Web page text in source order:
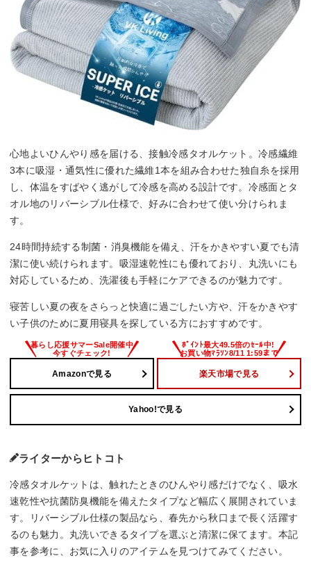
心地よいひんやり感を届ける、接触冷感タオルケット。冷感繊維
3本に吸湿・通気性に優れた繊維1本を組み合わせた独自糸を採用
し、体温をすばやく逃がして冷感を高める設計です。冷感面とタ
オル地のリバーシブル仕様で、好みに合わせて使い分けられま
す。
24時間持続する制菌・消臭機能を備え、汗をかきやすい夏でも清
潔に使い続けられます。吸湿速乾性にも優れており、丸洗いにも
対応しているため、洗濯後も手軽にケアできるのが魅力です。
寝苦しい夏の夜をさらっと快適に過ごしたい方や、汗をかきやす
い子供のために夏用寝具を探している方におすすめです。
Amazonで見る 楽天市場で見る
Yahoo!で見る
ライターからヒトコト
冷感タオルケットは、触れたときのひんやり感だけでなく、吸水
速乾性や抗菌防臭機能を備えたタイプなど幅広く展開されていま
す。リバーシブル仕様の製品なら、春先から秋口まで長く活躍す
るのも魅力。丸洗いできるタイプを選ぶと清潔に保てます。本記
事を参考に、お気に入りのアイテムを見つけてみてください。